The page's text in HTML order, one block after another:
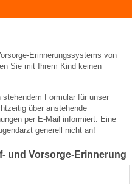
Erinnerungssystems von
Sie mit Ihrem Kind keinen
Formular für unser
über anstehende
per E-Mail informiert. Eine
generell nicht an!
und Vorsorge-Erinnerung